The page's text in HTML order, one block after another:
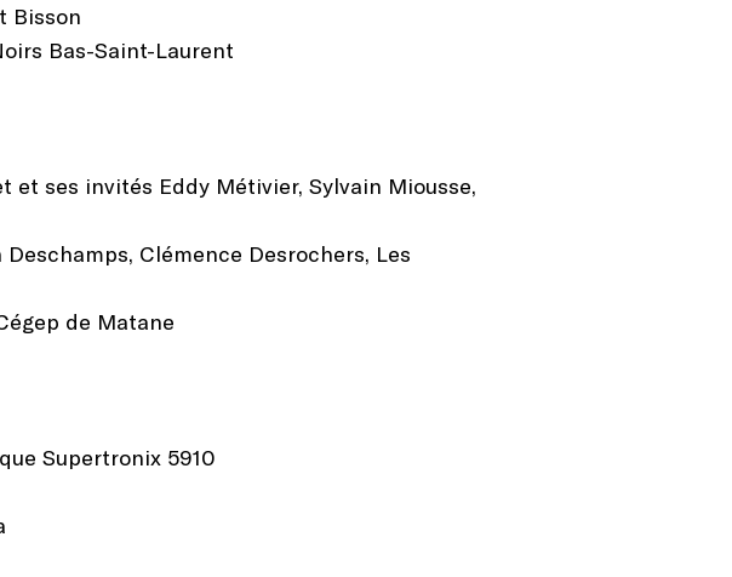
Bisson
Bas-Saint-Laurent
et ses invités Eddy Métivier, Sylvain Miousse,
Clémence Desrochers, Les
de Matane
Supertronix 5910